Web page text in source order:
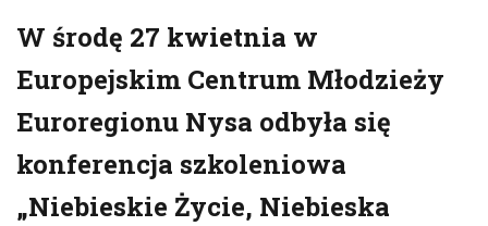
W środę 27 kwietnia w
Europejskim Centrum Młodzieży
Euroregionu Nysa odbyła się
konferencja szkoleniowa
„Niebieskie Życie, Niebieska